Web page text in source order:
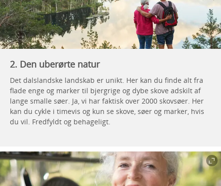
2. Den uberørte natur
Det dalslandske landskab er unikt. Her kan du finde alt fra
flade enge og marker til bjergrige og dybe skove adskilt af
lange smalle søer. Ja, vi har faktisk over 2000 skovsøer. Her
kan du cykle i timevis og kun se skove, søer og marker, hvis
du vil. Fredfyldt og behageligt.